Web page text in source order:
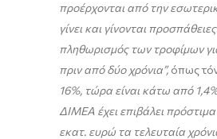
προέρχονται από την
γίνει και γίνονται
πληθωρισμός των τροφίμων
πριν από δύο χρόνια”,όπως
16%, τώρα είναι κάτω από
ΔΙΜΕΑ έχει επιβάλει
εκατ. ευρώ τα τελευταία